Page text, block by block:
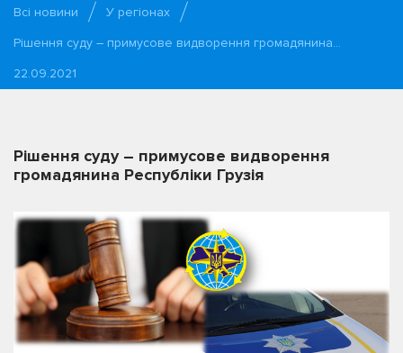
Всі новини
У регіонах
Рішення суду – примусове видворення громадянина…
22.09.2021
Рішення суду – примусове видворення
громадянина Республіки Грузія